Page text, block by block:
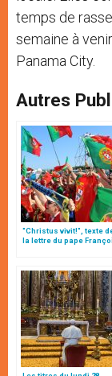
temps de
semaine à
Panama City.
Autres
"Christus vivit!", texte
la lettre du pape